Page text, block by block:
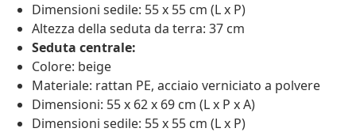
Dimensioni sedile: 55 x 55 cm (L x P)
Altezza della seduta da terra: 37 cm
Seduta centrale:
Colore: beige
Materiale: rattan PE, acciaio verniciato a polvere
Dimensioni: 55 x 62 x 69 cm (L x P x A)
Dimensioni sedile: 55 x 55 cm (L x P)